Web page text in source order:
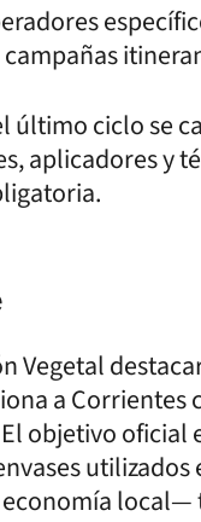
último ciclo se
aplicadores y
Vegetal
a
objetivo oficial
local—